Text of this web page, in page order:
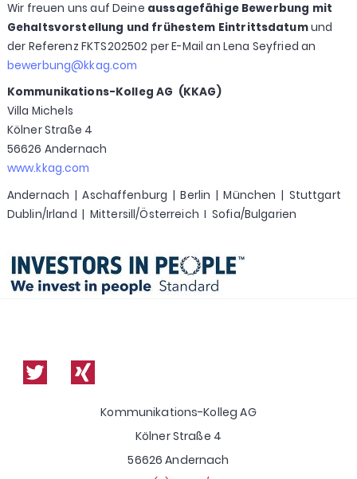
Wir freuen uns auf Deine aussagefähige Bewerbung mit
Gehaltsvorstellung und frühestem Eintrittsdatumund
der Referenz FKTS202502 per E-Mail an Lena Seyfried an
bewerbung@kkag.com
Kommunikations-Kolleg AG (KKAG)
Villa Michels
Kölner Straße 4
56626 Andernach
www.kkag.com
Andernach | Aschaffenburg | Berlin | München | Stuttgart
Dublin/Irland | Mittersill/Österreich I Sofia/Bulgarien
Kommunikations-Kolleg AG
Kölner Straße 4
56626 Andernach